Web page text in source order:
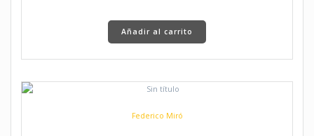
Añadir al carrito
Federico Miró